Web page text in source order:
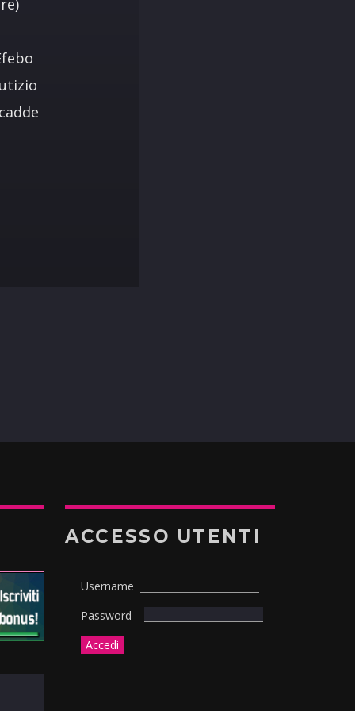
ACCESSO UTENTI
Username
Password